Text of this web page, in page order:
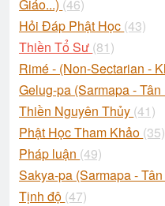
Giáo...) (46)
Hỏi Đáp Phật Học (43)
Thiền Tổ Sư (81)
Rimé - (Non-Sectarian -
Gelug-pa (Sarmapa -
Thiền Nguyên Thủy (41)
Phật Học Tham Khảo (35)
Pháp luận (49)
Sakya-pa (Sarmapa -
Tịnh độ (47)